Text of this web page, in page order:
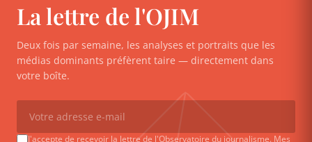
La lettre de l'OJIM
Deux fois par semaine, les analyses et portraits que les
médias dominants préfèrent taire — directement dans
votre boîte.
J'accepte de recevoir la lettre de l'Observatoire du journalisme. Mes